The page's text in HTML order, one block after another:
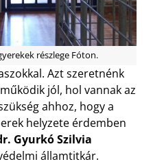
részlege Fóton.
Azt szeretnénk
jól, hol vannak az
ahhoz, hogy a
helyzete érdemben
Gyurkó Szilvia
államtitkár.